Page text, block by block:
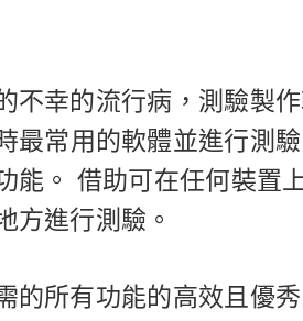
不幸的流行病，測驗製
最常用的軟體並進行測
能。 借助可在任何裝置
方進行測驗。
的所有功能的高效且優